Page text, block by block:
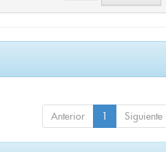
Anterior 1 Siguiente